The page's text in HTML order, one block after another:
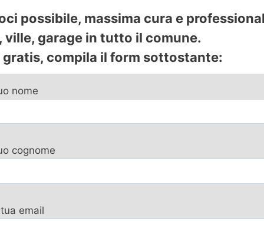
possibile, massima cura e
garage in tutto il comune.
compila il form sottostante:
nome
cognome
email